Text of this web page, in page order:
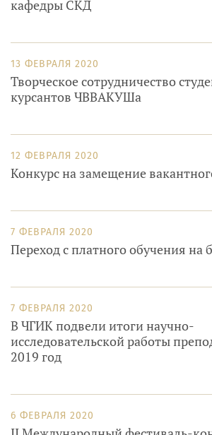
кафедры СКД
13 ФЕВРАЛЯ 2020
Творческое сотрудничество
курсантов ЧВВАКУШа
12 ФЕВРАЛЯ 2020
Конкурс на замещение
7 ФЕВРАЛЯ 2020
Переход с платного обучения на
7 ФЕВРАЛЯ 2020
В ЧГИК подвели итоги научно-
исследовательской работы
2019 год
6 ФЕВРАЛЯ 2020